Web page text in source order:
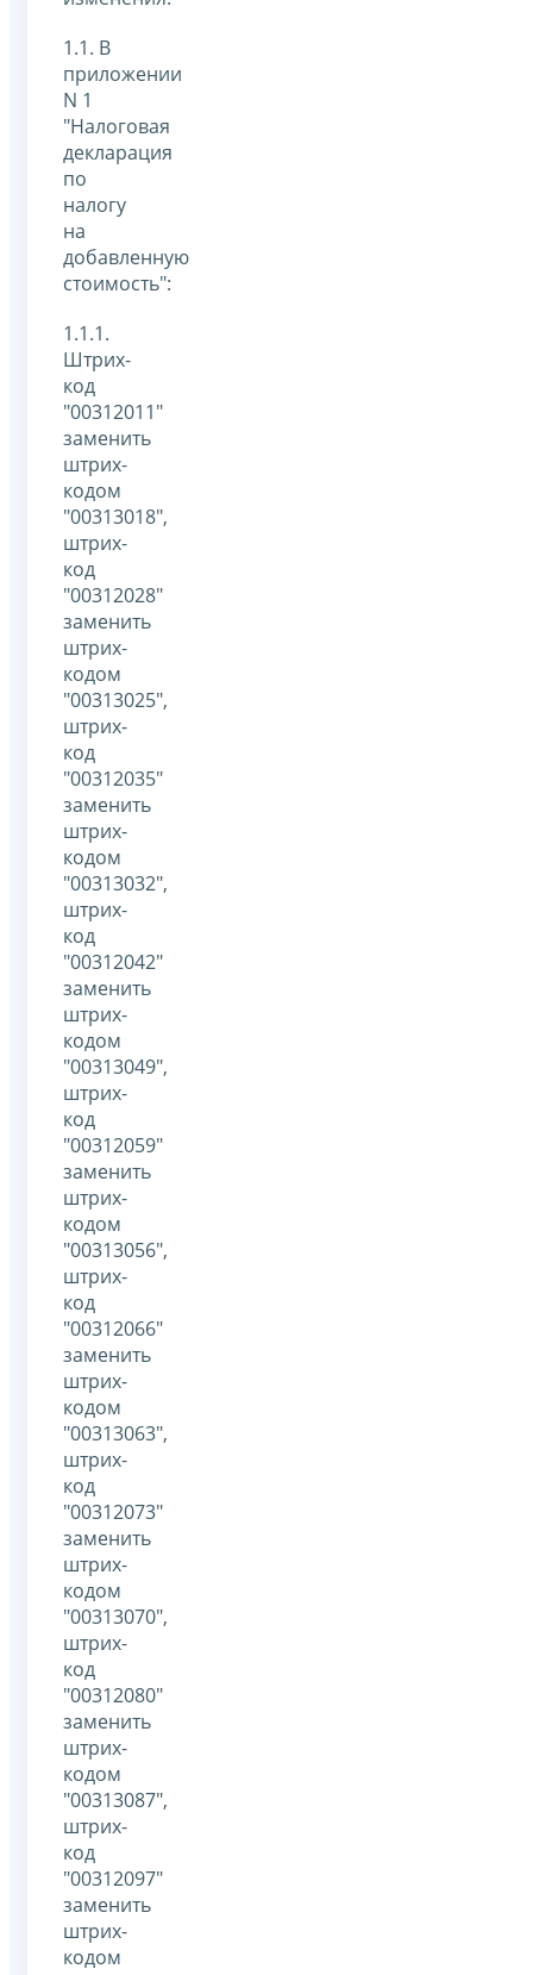
1.1. В
приложении
N 1
"Налоговая
декларация
по
налогу
на
добавленную
стоимость":
1.1.1.
Штрих-
код
"00312011"
заменить
штрих-
кодом
"00313018",
штрих-
код
"00312028"
заменить
штрих-
кодом
"00313025",
штрих-
код
"00312035"
заменить
штрих-
кодом
"00313032",
штрих-
код
"00312042"
заменить
штрих-
кодом
"00313049",
штрих-
код
"00312059"
заменить
штрих-
кодом
"00313056",
штрих-
код
"00312066"
заменить
штрих-
кодом
"00313063",
штрих-
код
"00312073"
заменить
штрих-
кодом
"00313070",
штрих-
код
"00312080"
заменить
штрих-
кодом
"00313087",
штрих-
код
"00312097"
заменить
штрих-
кодом